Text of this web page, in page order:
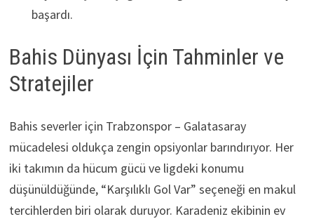
başardı.
Bahis Dünyası İçin Tahminler ve
Stratejiler
Bahis severler için Trabzonspor – Galatasaray
mücadelesi oldukça zengin opsiyonlar barındırıyor. Her
iki takımın da hücum gücü ve ligdeki konumu
düşünüldüğünde, “Karşılıklı Gol Var” seçeneği en makul
tercihlerden biri olarak duruyor. Karadeniz ekibinin ev